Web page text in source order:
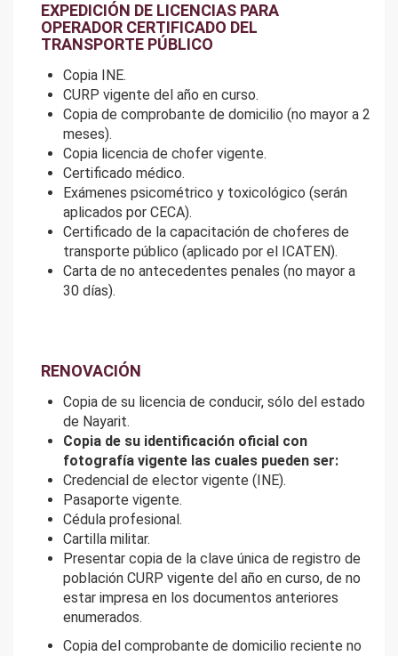
EXPEDICIÓN DE LICENCIAS PARA
OPERADOR CERTIFICADO DEL
TRANSPORTE PÚBLICO
Copia INE.
CURP vigente del año en curso.
Copia de comprobante de domicilio (no mayor a 2
meses).
Copia licencia de chofer vigente.
Certificado médico.
Exámenes psicométrico y toxicológico (serán
aplicados por CECA).
Certificado de la capacitación de choferes de
transporte público (aplicado por el ICATEN).
Carta de no antecedentes penales (no mayor a
30 días).
RENOVACIÓN
Copia de su licencia de conducir, sólo del estado
de Nayarit.
Copia de su identificación oficial con
fotografía vigente las cuales pueden ser:
Credencial de elector vigente (INE).
Pasaporte vigente.
Cédula profesional.
Cartilla militar.
Presentar copia de la clave única de registro de
población CURP vigente del año en curso, de no
estar impresa en los documentos anteriores
enumerados.
Copia del comprobante de domicilio reciente no